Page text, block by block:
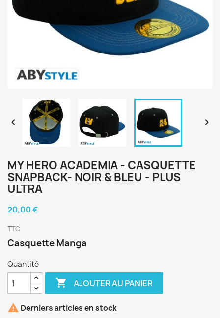
 
MY HERO ACADEMIA - CASQUETTE
SNAPBACK- NOIR & BLEU - PLUS
ULTRA
20,00 €
TTC
Casquette Manga
Quantité
 AJOUTER AU PANIER
 Derniers articles en stock